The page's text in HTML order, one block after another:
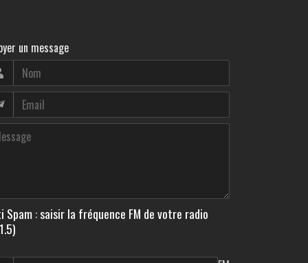
un message
Spam : saisir la fréquence FM de votre radio